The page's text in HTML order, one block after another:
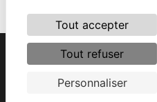
Tout accepter
Tout refuser
Personnaliser
prescription légale aux fins probatoire
Vistalid- 2026 - Tous